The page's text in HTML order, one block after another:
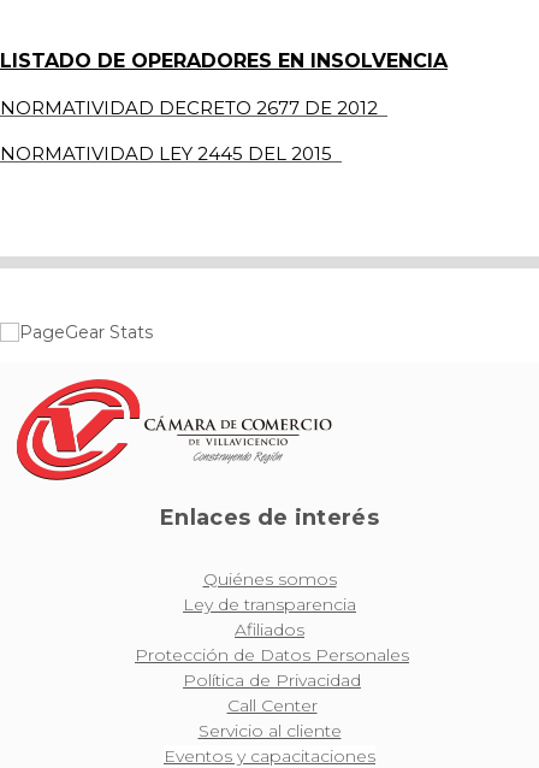
LISTADO DE OPERADORES EN INSOLVENCIA
NORMATIVIDAD DECRETO 2677 DE 2012
NORMATIVIDAD LEY 2445 DEL 2015
Enlaces de interés
Quiénes somos
Ley de transparencia
Afiliados
Protección de Datos Personales
Política de Privacidad
Call Center
Servicio al cliente
Eventos y capacitaciones